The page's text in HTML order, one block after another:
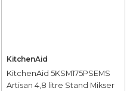
KitchenAid
KitchenAid 5KSM175PSEMS
Artisan 4,8 litre Stand Mikser